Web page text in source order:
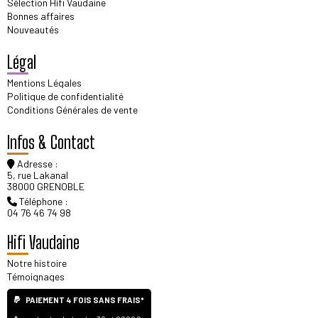
Bonnes affaires
Nouveautés
Légal
Mentions Légales
Politique de confidentialité
Conditions Générales de vente
Infos & Contact
Adresse :
5, rue Lakanal
38000 GRENOBLE
Téléphone :
04 76 46 74 98
Hifi Vaudaine
Notre histoire
Témoignages
PAIEMENT 4 FOIS SANS FRAIS*